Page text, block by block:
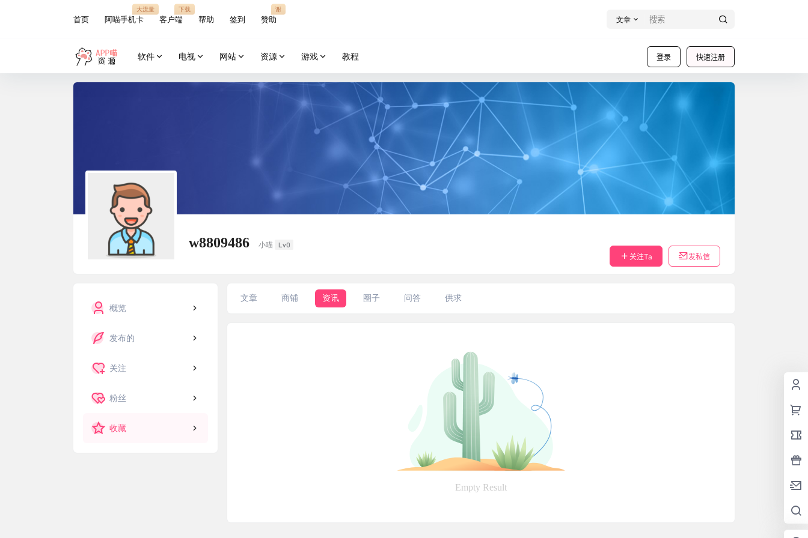
首页 阿喵手机卡
大流量
客户端
下载
帮助 签到 赞助
谢
文章
登录 快速注册
软件 电视 网站 资源 游戏 教程
w8809486 小喵
Lv0
关注Ta
发私信
概览
发布的
关注
粉丝
收藏
文章 商铺 资讯 圈子 问答 供求
Empty Result